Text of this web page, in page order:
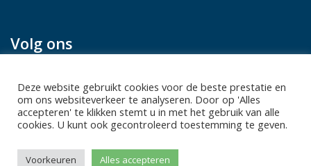
Volg ons
Privacy statement|Sitemap|Disclaimer
Deze website gebruikt cookies voor de beste prestatie en
om ons websiteverkeer te analyseren. Door op 'Alles
accepteren' te klikken stemt u in met het gebruik van alle
cookies. U kunt ook gecontroleerd toestemming te geven.
Voorkeuren Alles accepteren